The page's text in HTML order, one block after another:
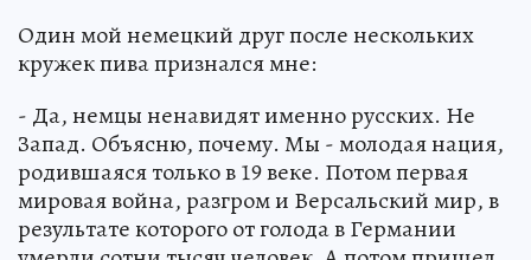
Один мой немецкий друг после нескольких
кружек пива признался мне:
- Да, немцы ненавидят именно русских. Не
Запад. Объясню, почему. Мы - молодая нация,
родившаяся только в 19 веке. Потом первая
мировая война, разгром и Версальский мир, в
результате которого от голода в Германии